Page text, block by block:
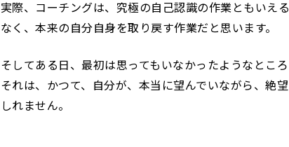
実際、コーチングは、究極の自己認識の作業ともいえ
なく、本来の自分自身を取り戻す作業だと思います。
そしてある日、最初は思ってもいなかったようなとこ
それは、かつて、自分が、本当に望んでいながら、絶
しれません。